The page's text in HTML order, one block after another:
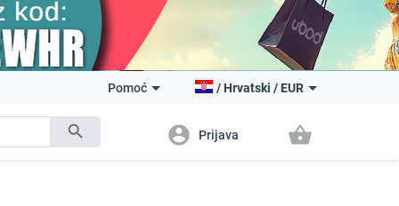
search
Pomoć / Hrvatski / EUR
account_circle Prijava shopping_basket